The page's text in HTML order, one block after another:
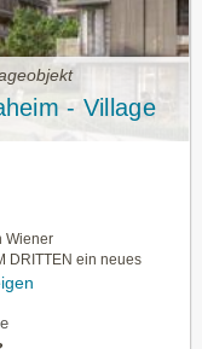
- Village
Wiener
DRITTEN ein neues